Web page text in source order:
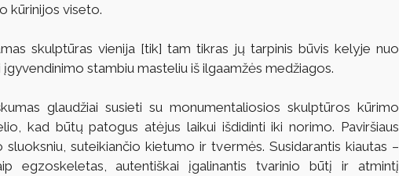
kūrinijos viseto.
skulptūras vienija [tik] tam tikras jų tarpinis būvis kelyje nuo
stambiu masteliu iš ilgaamžės medžiagos.
glaudžiai susieti su monumentaliosios skulptūros kūrimo
kad būtų patogus atėjus laikui išdidinti iki norimo. Paviršiaus
suteikiančio kietumo ir tvermės. Susidarantis kiautas –
egzoskeletas, autentiškai įgalinantis tvarinio būtį ir atmintį